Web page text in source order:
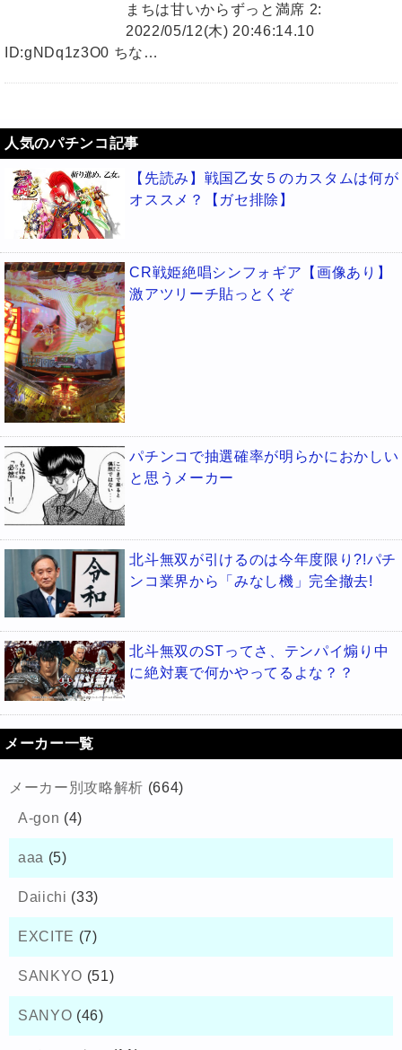
まちは甘いからずっと満席 2:
2022/05/12(木) 20:46:14.10
ID:gNDq1z3O0 ちな…
人気のパチンコ記事
【先読み】戦国乙女５のカスタムは何が
オススメ？【ガセ排除】
CR戦姫絶唱シンフォギア【画像あり】
激アツリーチ貼っとくぞ
パチンコで抽選確率が明らかにおかしい
と思うメーカー
北斗無双が引けるのは今年度限り?!パチ
ンコ業界から「みなし機」完全撤去!
北斗無双のSTってさ、テンパイ煽り中
に絶対裏で何かやってるよな？？
メーカー一覧
メーカー別攻略解析 (664)
A-gon (4)
aaa (5)
Daiichi (33)
EXCITE (7)
SANKYO (51)
SANYO (46)